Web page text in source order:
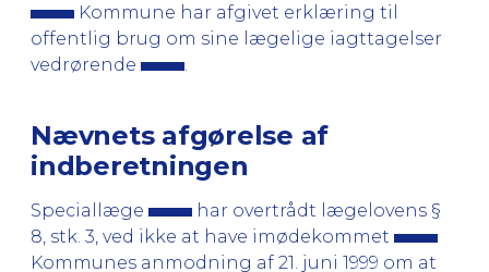
Kommune har afgivet erklæring til
offentlig brug om sine lægelige iagttagelser
vedrørende
Nævnets afgørelse af
indberetningen
Speciallæge
har overtrådt lægelovens §
8, stk. 3, ved ikke at have imødekommet
Kommunes anmodning af 21. juni 1999 om at